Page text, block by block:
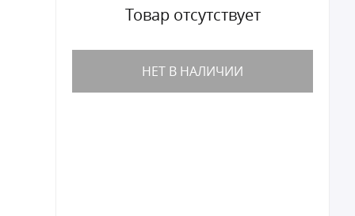
Товар отсутствует
НЕТ В НАЛИЧИИ